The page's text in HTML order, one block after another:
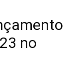
no